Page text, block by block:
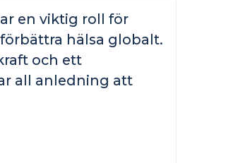
en viktig roll för
hälsa globalt.
och ett
all anledning att